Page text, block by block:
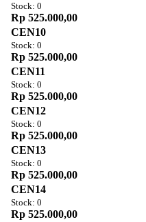
Stock: 0
Rp 525.000,00
CEN10
Stock: 0
Rp 525.000,00
CEN11
Stock: 0
Rp 525.000,00
CEN12
Stock: 0
Rp 525.000,00
CEN13
Stock: 0
Rp 525.000,00
CEN14
Stock: 0
Rp 525.000,00